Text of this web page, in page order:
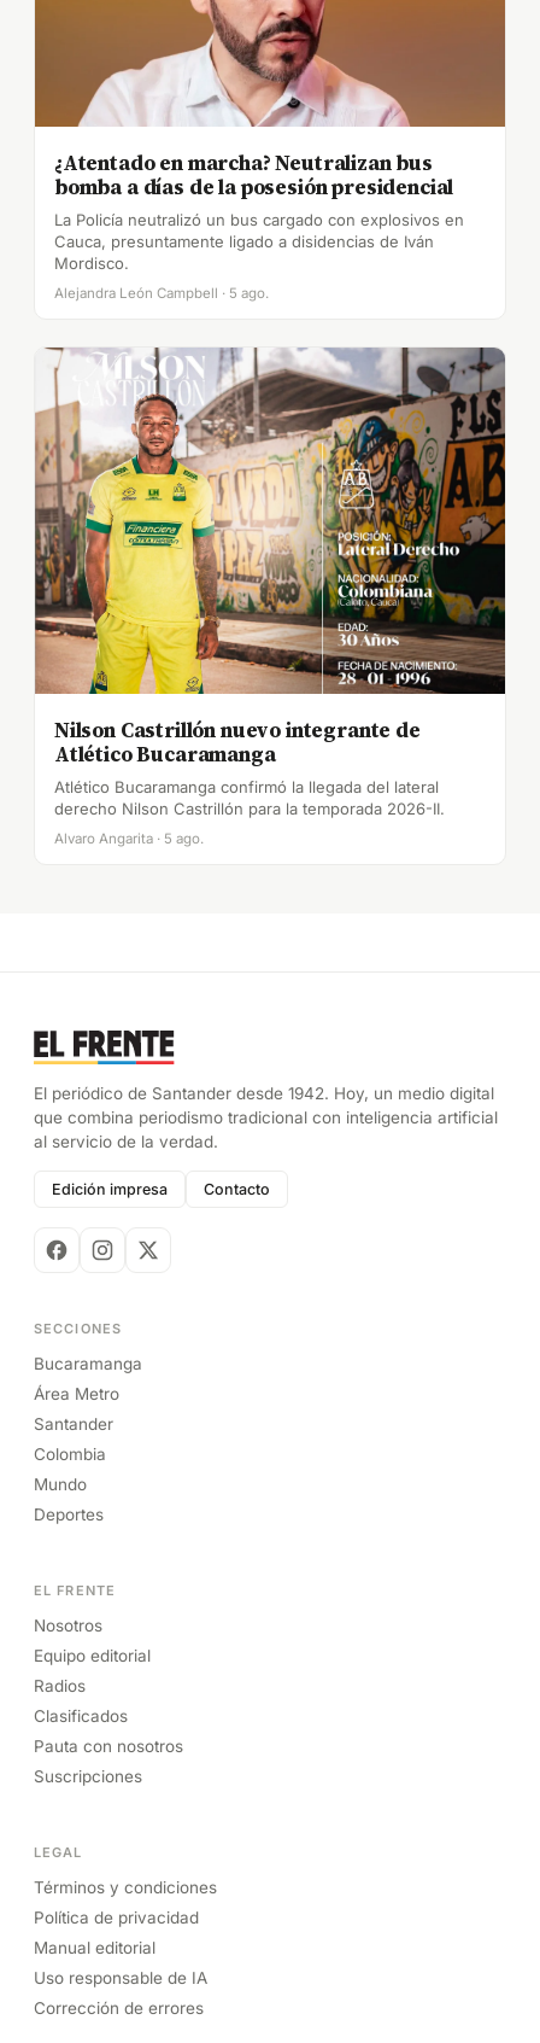
¿Atentado en marcha? Neutralizan bus
bomba a días de la posesión presidencial
La Policía neutralizó un bus cargado con explosivos en
Cauca, presuntamente ligado a disidencias de Iván
Mordisco.
Alejandra León Campbell · 5 ago.
Nilson Castrillón nuevo integrante de
Atlético Bucaramanga
Atlético Bucaramanga confirmó la llegada del lateral
derecho Nilson Castrillón para la temporada 2026-II.
Alvaro Angarita · 5 ago.
El periódico de Santander desde 1942. Hoy, un medio digital
que combina periodismo tradicional con inteligencia artificial
al servicio de la verdad.
Edición impresa Contacto
SECCIONES
Bucaramanga
Área Metro
Santander
Colombia
Mundo
Deportes
EL FRENTE
Nosotros
Equipo editorial
Radios
Clasificados
Pauta con nosotros
Suscripciones
LEGAL
Términos y condiciones
Política de privacidad
Manual editorial
Uso responsable de IA
Corrección de errores